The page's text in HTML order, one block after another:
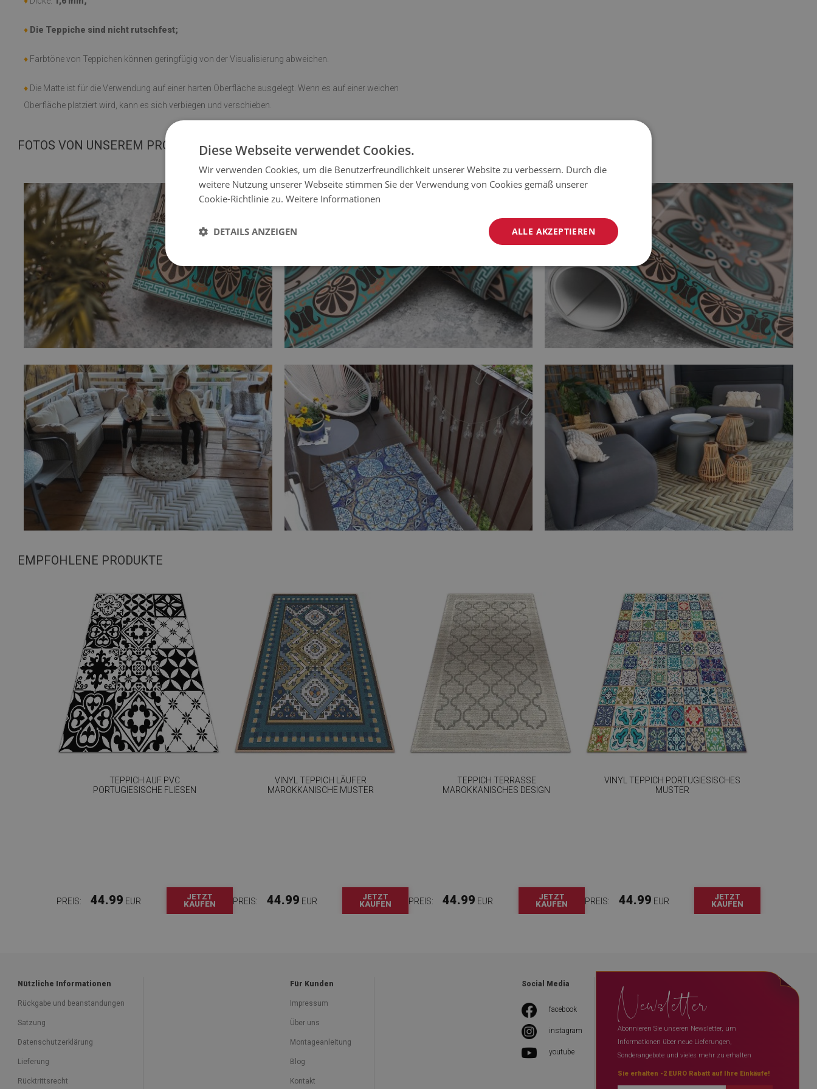
♦ Die Teppiche sind nicht rutschfest;
♦ Farbtöne von Teppichen können geringfügig von der Visualisierung abweichen.
♦ Die Matte ist für die Verwendung auf einer harten Oberfläche ausgelegt. Wenn es auf einer weichen
Oberfläche platziert wird, kann es sich verbiegen und verschieben.
FOTOS VON UNSEREM PRODUKT
EMPFOHLENE PRODUKTE
TEPPICH AUF PVC
PORTUGIESISCHE FLIESEN
PREIS: 44.99 EUR
JETZT
KAUFEN
VINYL TEPPICH LÄUFER
MAROKKANISCHE MUSTER
PREIS: 44.99 EUR
JETZT
KAUFEN
TEPPICH TERRASSE
MAROKKANISCHES DESIGN
PREIS: 44.99 EUR
JETZT
KAUFEN
VINYL TEPPICH PORTUGIESISCHES
MUSTER
PREIS: 44.99 EUR
JETZT
KAUFEN
Nützliche Informationen
Rückgabe und beanstandungen
Satzung
Datenschutzerklärung
Lieferung
Rücktrittsrecht
Für Kunden
Impressum
Über uns
Montageanleitung
Blog
Kontakt
Social Media
facebook
instagram
youtube
Newsletter
Abonnieren Sie unseren Newsletter, um
Informationen über neue Lieferungen,
Sonderangebote und vieles mehr zu erhalten
Sie erhalten -2 EURO Rabatt auf Ihre Einkäufe!
Diese Webseite verwendet Cookies.
Wir verwenden Cookies, um die Benutzerfreundlichkeit unserer Website zu verbessern. Durch die
weitere Nutzung unserer Webseite stimmen Sie der Verwendung von Cookies gemäß unserer
Cookie-Richtlinie zu. Weitere Informationen
ALLE AKZEPTIEREN
DETAILS ANZEIGEN